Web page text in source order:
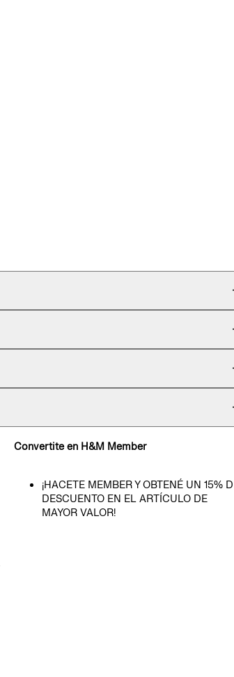
Convertite en H&M Member
¡HACETE MEMBER Y OBTENÉ UN 15%
DESCUENTO EN EL ARTÍCULO DE
MAYOR VALOR!